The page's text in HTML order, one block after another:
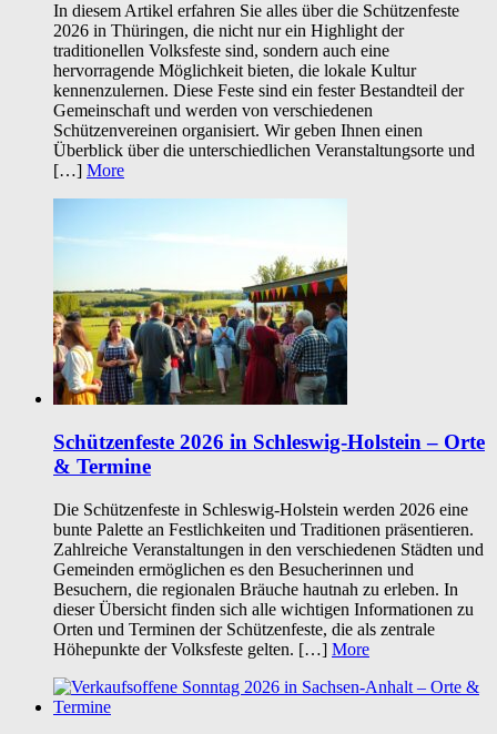
In diesem Artikel erfahren Sie alles über die Schützenfeste
2026 in Thüringen, die nicht nur ein Highlight der
traditionellen Volksfeste sind, sondern auch eine
hervorragende Möglichkeit bieten, die lokale Kultur
kennenzulernen. Diese Feste sind ein fester Bestandteil der
Gemeinschaft und werden von verschiedenen
Schützenvereinen organisiert. Wir geben Ihnen einen
Überblick über die unterschiedlichen Veranstaltungsorte und
[…] More
Schützenfeste 2026 in Schleswig-Holstein – Orte
& Termine
Die Schützenfeste in Schleswig-Holstein werden 2026 eine
bunte Palette an Festlichkeiten und Traditionen präsentieren.
Zahlreiche Veranstaltungen in den verschiedenen Städten und
Gemeinden ermöglichen es den Besucherinnen und
Besuchern, die regionalen Bräuche hautnah zu erleben. In
dieser Übersicht finden sich alle wichtigen Informationen zu
Orten und Terminen der Schützenfeste, die als zentrale
Höhepunkte der Volksfeste gelten. […] More